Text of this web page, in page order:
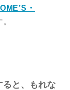
・
ると、もれな